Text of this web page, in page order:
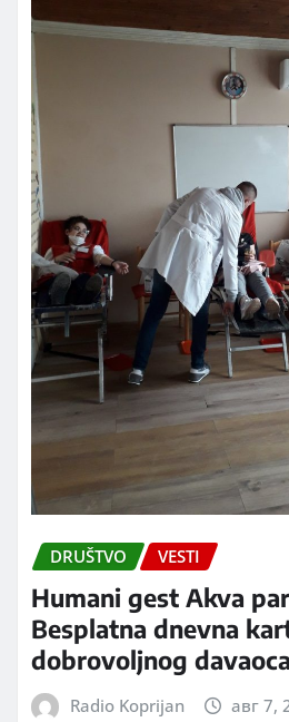
DRUŠTVO VESTI
Humani gest Akva
Besplatna dnevna
dobrovoljnog
Radio Koprijan авг 7,